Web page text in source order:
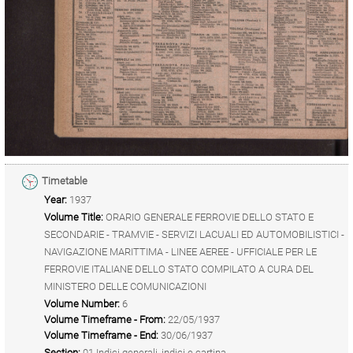
Timetable
Year: 1937
Volume Title: ORARIO GENERALE FERROVIE DELLO STATO E
SECONDARIE - TRAMVIE - SERVIZI LACUALI ED AUTOMOBILISTICI -
NAVIGAZIONE MARITTIMA - LINEE AEREE - UFFICIALE PER LE
FERROVIE ITALIANE DELLO STATO COMPILATO A CURA DEL
MINISTERO DELLE COMUNICAZIONI
Volume Number: 6
Volume Timeframe - From: 22/05/1937
Volume Timeframe - End: 30/06/1937